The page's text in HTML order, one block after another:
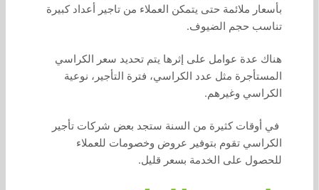
بأسعار ملائمة حتى يتمكن العملاء من تاجير أعداد كبيرة
تناسب حجم الضيوف.
هناك عدة عوامل على إثرها يتم تحديد سعر الكراسي
المستأجرة مثل عدد الكراسي، فترة التأجير، نوعية
الكراسي وغيرهم.
في أوقات كثيرة من السنة ستجد بعض شركات تأجير
الكراسي تقوم بتوفير عروض وخصومات للعملاء
للحصول على الخدمة بسعر قليل.